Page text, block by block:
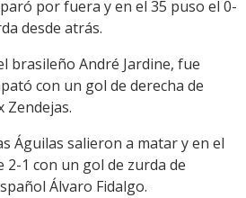
por fuera y en el 35 puso el 0-
desde atrás.
brasileño André Jardine, fue
con un gol de derecha de
Zendejas.
Águilas salieron a matar y en el
1 con un gol de zurda de
Álvaro Fidalgo.